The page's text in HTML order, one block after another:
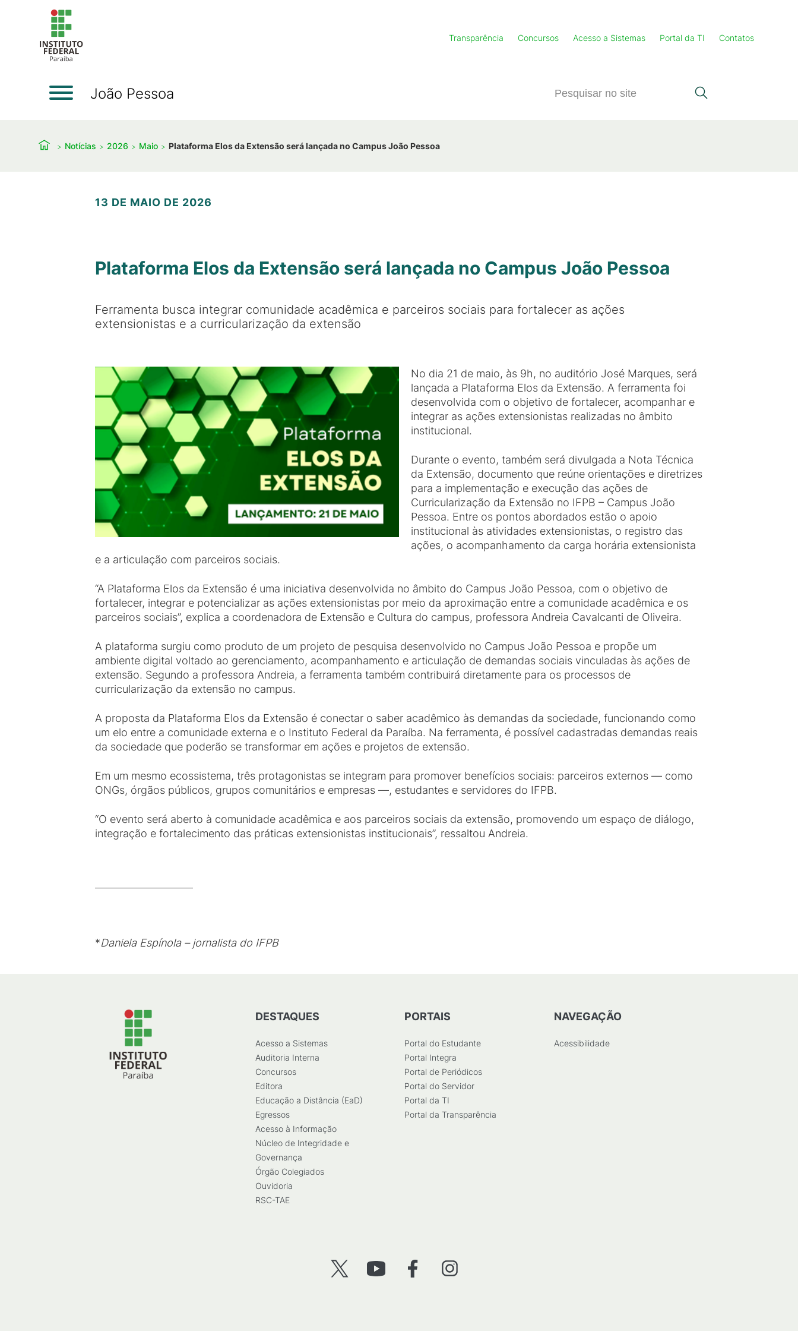
Transparência Concursos Acesso a Sistemas Portal da TI Contatos
João Pessoa
Notícias 2026 Maio Plataforma Elos da Extensão será lançada no Campus João Pessoa
13 DE MAIO DE 2026
Plataforma Elos da Extensão será lançada no Campus João Pessoa
Ferramenta busca integrar comunidade acadêmica e parceiros sociais para fortalecer as ações
extensionistas e a curricularização da extensão
No dia 21 de maio, às 9h, no auditório José Marques, será
lançada a Plataforma Elos da Extensão. A ferramenta foi
desenvolvida com o objetivo de fortalecer, acompanhar e
integrar as ações extensionistas realizadas no âmbito
institucional.
Durante o evento, também será divulgada a Nota Técnica
da Extensão, documento que reúne orientações e diretrizes
para a implementação e execução das ações de
Curricularização da Extensão no IFPB – Campus João
Pessoa. Entre os pontos abordados estão o apoio
institucional às atividades extensionistas, o registro das
ações, o acompanhamento da carga horária extensionista
e a articulação com parceiros sociais.
“A Plataforma Elos da Extensão é uma iniciativa desenvolvida no âmbito do Campus João Pessoa, com o objetivo de
fortalecer, integrar e potencializar as ações extensionistas por meio da aproximação entre a comunidade acadêmica e os
parceiros sociais”, explica a coordenadora de Extensão e Cultura do campus, professora Andreia Cavalcanti de Oliveira.
A plataforma surgiu como produto de um projeto de pesquisa desenvolvido no Campus João Pessoa e propõe um
ambiente digital voltado ao gerenciamento, acompanhamento e articulação de demandas sociais vinculadas às ações de
extensão. Segundo a professora Andreia, a ferramenta também contribuirá diretamente para os processos de
curricularização da extensão no campus.
A proposta da Plataforma Elos da Extensão é conectar o saber acadêmico às demandas da sociedade, funcionando como
um elo entre a comunidade externa e o Instituto Federal da Paraíba. Na ferramenta, é possível cadastradas demandas reais
da sociedade que poderão se transformar em ações e projetos de extensão.
Em um mesmo ecossistema, três protagonistas se integram para promover benefícios sociais: parceiros externos — como
ONGs, órgãos públicos, grupos comunitários e empresas —, estudantes e servidores do IFPB.
“O evento será aberto à comunidade acadêmica e aos parceiros sociais da extensão, promovendo um espaço de diálogo,
integração e fortalecimento das práticas extensionistas institucionais”, ressaltou Andreia.
*Daniela Espínola – jornalista do IFPB
DESTAQUES
Acesso a Sistemas
Auditoria Interna
Concursos
Editora
Educação a Distância (EaD)
Egressos
Acesso à Informação
Núcleo de Integridade e
Governança
Órgão Colegiados
Ouvidoria
RSC-TAE
PORTAIS
Portal do Estudante
Portal Integra
Portal de Periódicos
Portal do Servidor
Portal da TI
Portal da Transparência
NAVEGAÇÃO
Acessibilidade